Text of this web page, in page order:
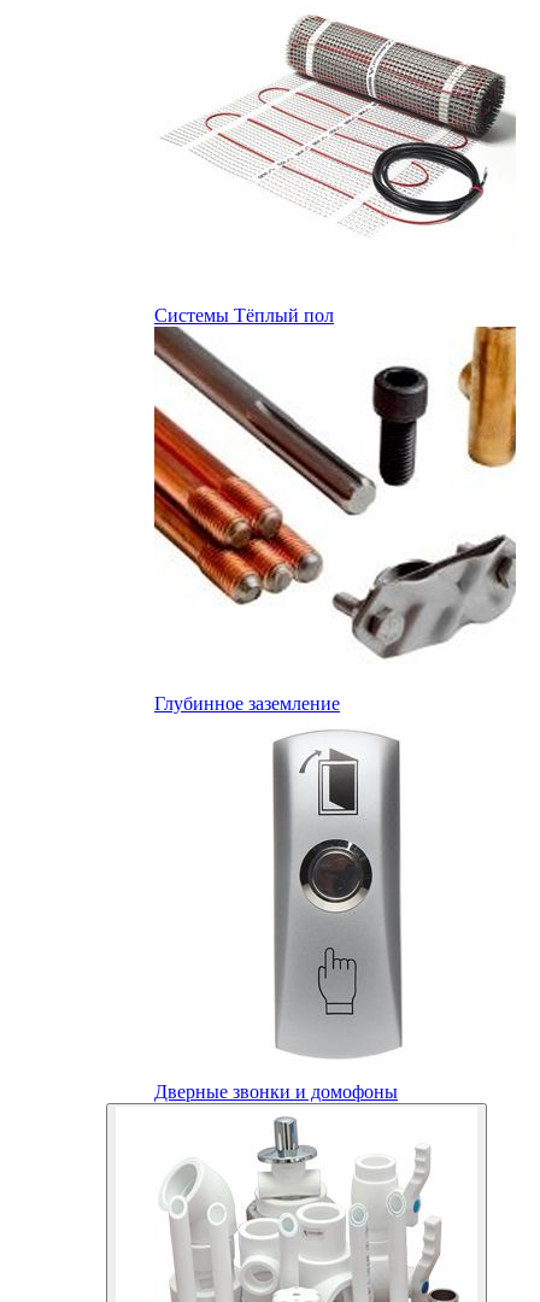
Системы Тёплый пол
Глубинное заземление
Дверные звонки и домофоны